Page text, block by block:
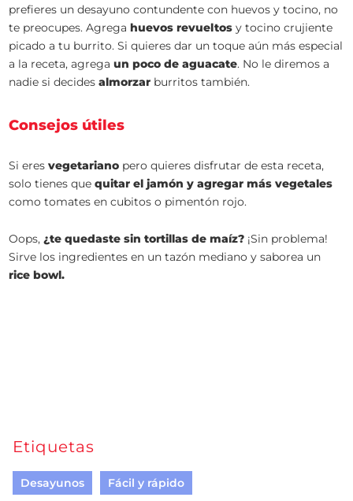
prefieres un desayuno contundente con huevos y tocino, no
te preocupes. Agregahuevos revueltos y tocino crujiente
picado a tu burrito. Si quieres dar un toque aún más especial
a la receta, agregaun poco de aguacate. No le diremos a
nadie si decidesalmorzar burritos también.
Consejos útiles
Si eresvegetariano pero quieres disfrutar de esta receta,
solo tienes quequitar el jamón y agregar más vegetales
como tomates en cubitos o pimentón rojo.
Oops,¿te quedaste sin tortillas de maíz? ¡Sin problema!
Sirve los ingredientes en un tazón mediano y saborea un
rice bowl.
Etiquetas
Desayunos Fácil y rápido